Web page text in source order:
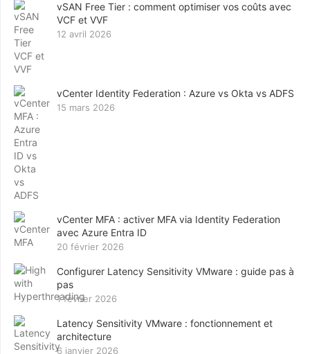
vSAN Free Tier : comment optimiser vos coûts avec
VCF et VVF
12 avril 2026
vCenter Identity Federation : Azure vs Okta vs ADFS
15 mars 2026
vCenter MFA : activer MFA via Identity Federation
avec Azure Entra ID
20 février 2026
Configurer Latency Sensitivity VMware : guide pas à
pas
1 février 2026
Latency Sensitivity VMware : fonctionnement et
architecture
6 janvier 2026